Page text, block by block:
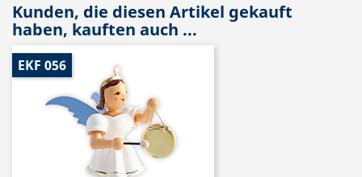
Kunden, die diesen Artikel gekauft
haben, kauften auch ...
EKF 056